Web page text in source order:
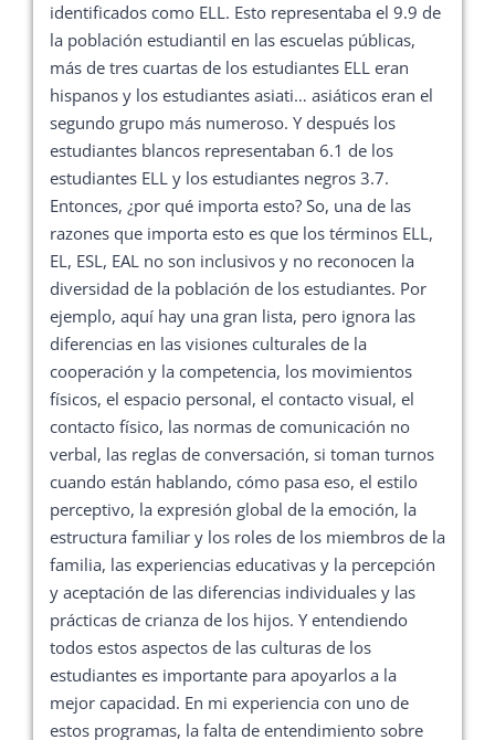
identificados como ELL. Esto representaba el 9.9 de
la población estudiantil en las escuelas públicas,
más de tres cuartas de los estudiantes ELL eran
hispanos y los estudiantes asiati… asiáticos eran el
segundo grupo más numeroso. Y después los
estudiantes blancos representaban 6.1 de los
estudiantes ELL y los estudiantes negros 3.7.
Entonces, ¿por qué importa esto? So, una de las
razones que importa esto es que los términos ELL,
EL, ESL, EAL no son inclusivos y no reconocen la
diversidad de la población de los estudiantes. Por
ejemplo, aquí hay una gran lista, pero ignora las
diferencias en las visiones culturales de la
cooperación y la competencia, los movimientos
físicos, el espacio personal, el contacto visual, el
contacto físico, las normas de comunicación no
verbal, las reglas de conversación, si toman turnos
cuando están hablando, cómo pasa eso, el estilo
perceptivo, la expresión global de la emoción, la
estructura familiar y los roles de los miembros de la
familia, las experiencias educativas y la percepción
y aceptación de las diferencias individuales y las
prácticas de crianza de los hijos. Y entendiendo
todos estos aspectos de las culturas de los
estudiantes es importante para apoyarlos a la
mejor capacidad. En mi experiencia con uno de
estos programas, la falta de entendimiento sobre